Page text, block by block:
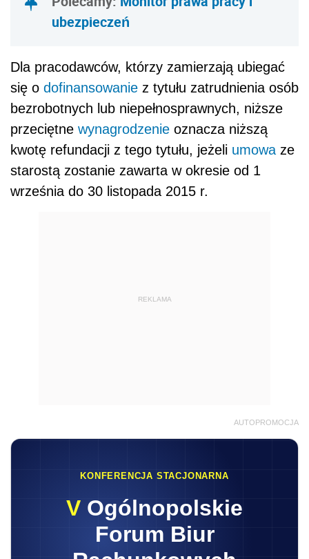
ubezpieczeń
Dla pracodawców, którzy zamierzają ubiegać
się o dofinansowanie z tytułu zatrudnienia osób
bezrobotnych lub niepełnosprawnych, niższe
przeciętne wynagrodzenie oznacza niższą
kwotę refundacji z tego tytułu, jeżeli umowa ze
starostą zostanie zawarta w okresie od 1
września do 30 listopada 2015 r.
REKLAMA
AUTOPROMOCJA
KONFERENCJA STACJONARNA
V Ogólnopolskie
Forum Biur